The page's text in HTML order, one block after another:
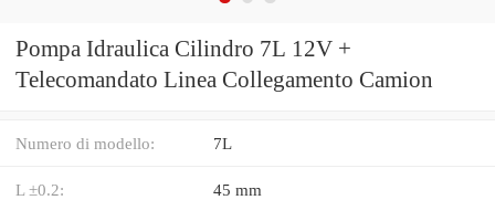
Pompa Idraulica Cilindro 7L 12V +
Telecomandato Linea Collegamento Camion
Numero di modello: 7L
L ±0.2: 45 mm